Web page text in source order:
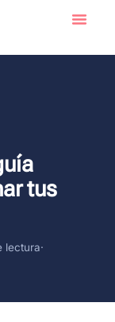
tus
lectura·